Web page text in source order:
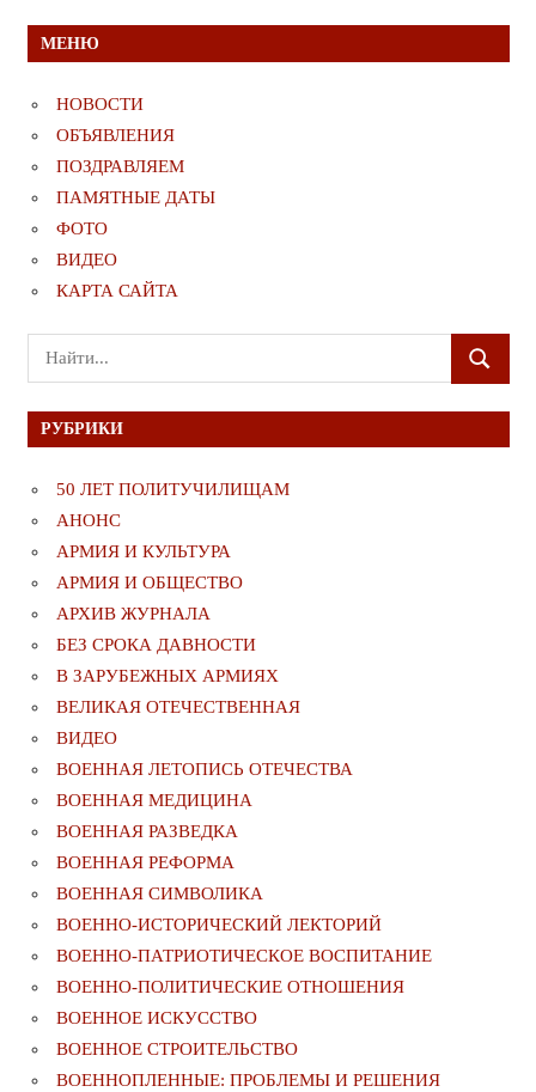
МЕНЮ
НОВОСТИ
ОБЪЯВЛЕНИЯ
ПОЗДРАВЛЯЕМ
ПАМЯТНЫЕ ДАТЫ
ФОТО
ВИДЕО
КАРТА САЙТА
Поиск
для:
ПОИСК
РУБРИКИ
50 ЛЕТ ПОЛИТУЧИЛИЩАМ
АНОНС
АРМИЯ И КУЛЬТУРА
АРМИЯ И ОБЩЕСТВО
АРХИВ ЖУРНАЛА
БЕЗ СРОКА ДАВНОСТИ
В ЗАРУБЕЖНЫХ АРМИЯХ
ВЕЛИКАЯ ОТЕЧЕСТВЕННАЯ
ВИДЕО
ВОЕННАЯ ЛЕТОПИСЬ ОТЕЧЕСТВА
ВОЕННАЯ МЕДИЦИНА
ВОЕННАЯ РАЗВЕДКА
ВОЕННАЯ РЕФОРМА
ВОЕННАЯ СИМВОЛИКА
ВОЕННО-ИСТОРИЧЕСКИЙ ЛЕКТОРИЙ
ВОЕННО-ПАТРИОТИЧЕСКОЕ ВОСПИТАНИЕ
ВОЕННО-ПОЛИТИЧЕСКИE ОТНОШЕНИЯ
ВОЕННОЕ ИСКУССТВО
ВОЕННОЕ СТРОИТЕЛЬСТВО
ВОЕННОПЛЕННЫЕ: ПРОБЛЕМЫ И РЕШЕНИЯ